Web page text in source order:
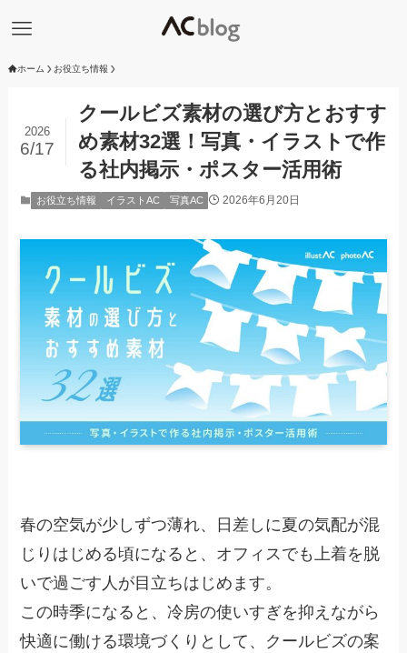
ホーム お役立ち情報
クールビズ素材の選び方とおすす
め素材32選！写真・イラストで作
る社内掲示・ポスター活用術
2026
6/17
お役立ち情報 イラストAC 写真AC 2026年6月20日
春の空気が少しずつ薄れ、日差しに夏の気配が混
じりはじめる頃になると、オフィスでも上着を脱
いで過ごす人が目立ちはじめます。
この時季になると、冷房の使いすぎを抑えながら
快適に働ける環境づくりとして、クールビズの案